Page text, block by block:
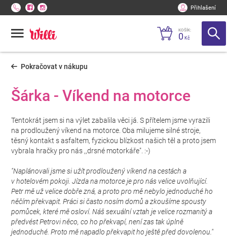
Přihlašení
KOŠÍK:
0 Kč
Pokračovat v nákupu
Šárka - Víkend na motorce
Tentokrát jsem si na výlet zabalila věci já. S přítelem jsme vyrazili
na prodloužený víkend na motorce. Oba milujeme silné stroje,
těsný kontakt s asfaltem, fyzickou blízkost našich těl a proto jsem
vybrala hračky pro nás ,,drsné motorkáře". :-)
"Naplánovali jsme si užít prodloužený víkend na cestách a
v hotelovém pokoji. Jízda na motorce je pro nás velice uvolňující.
Petr mě už velice dobře zná, a proto pro mě nebylo jednoduché ho
něčím překvapit. Práci si často nosím domů a zkoušíme spousty
pomůcek, které mě osloví. Náš sexuální vztah je velice rozmanitý a
předvést Petrovi něco, co ho překvapí, není zas tak úplně
jednoduché. Proto mě napadlo překvapit ho ještě před dovolenou."